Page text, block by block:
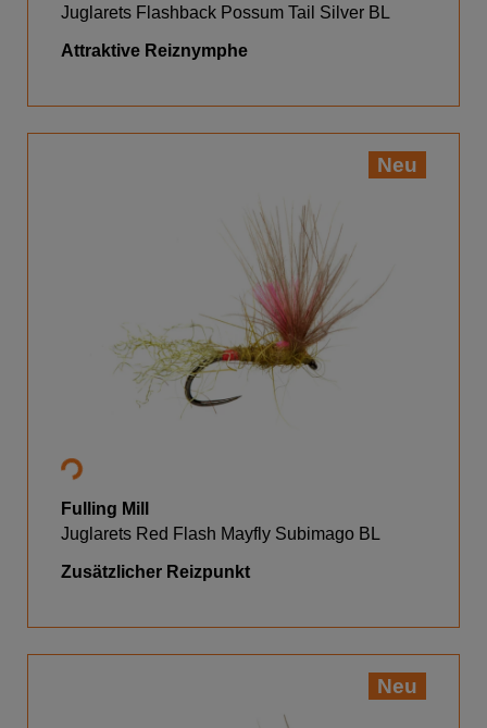
Juglarets Flashback Possum Tail Silver BL
Attraktive Reiznymphe
Neu
Fulling Mill
Juglarets Red Flash Mayfly Subimago BL
Zusätzlicher Reizpunkt
Neu